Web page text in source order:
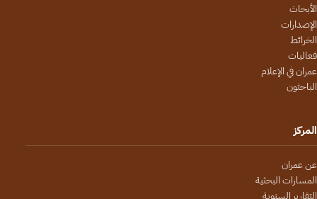
الأبحاث
الإصدارات
الخرائط
فعاليات
عمران في الإعلام
الباحثون
المركز
عن عمران
المسارات البحثية
التقارير السنوية